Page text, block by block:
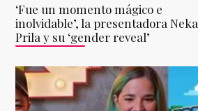
‘Fue un momento mágico e
inolvidable’, la presentadora Neka
Prila y su ‘gender reveal’